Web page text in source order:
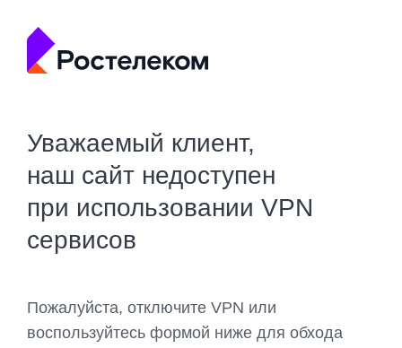
Уважаемый клиент,
наш сайт недоступен
при использовании VPN
сервисов
Пожалуйста, отключите VPN или
воспользуйтесь формой ниже для обхода